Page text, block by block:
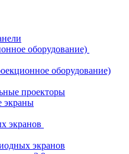
оборудование)
оборудование)
проекторы
экраны
экранов
экранов